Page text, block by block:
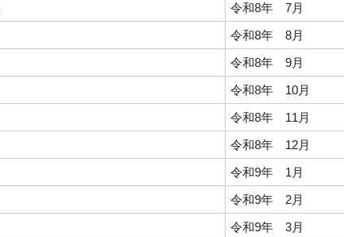
令和8年 7月
令和8年 8月
令和8年 9月
令和8年 10月
令和8年 11月
令和8年 12月
令和9年 1月
令和9年 2月
令和9年 3月